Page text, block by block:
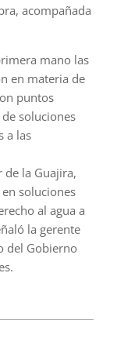
acompañada
mano las
en materia de
puntos
soluciones
a las
de la Guajira,
soluciones
al agua a
la gerente
del Gobierno